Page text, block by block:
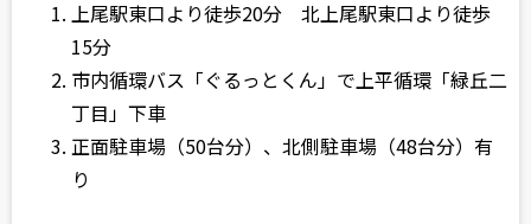
上尾駅東口より徒歩20分 北上尾駅東口より徒歩
15分
市内循環バス「ぐるっとくん」で上平循環「緑丘二
丁目」下車
正面駐車場（50台分）、北側駐車場（48台分）有
り